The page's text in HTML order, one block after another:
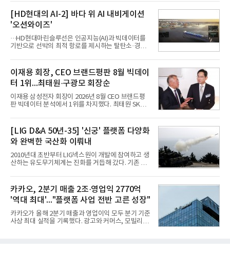
행 등으로 적용 범위를 넓혀 AI를 새로운 톡비즈 성장
축으로 만들겠다는 구상이다.정신아 카카오 대표는 6
일 열린 2분기 실적 발표 컨퍼런스콜에서 "AI는 톡비
즈 성장 재점화의 핵심이자 주요 매출원으로 자리 잡
을 것"이라며 이같은 AI 사업 전략을 공개했다. 카카
오는 이날 함께 발표한 2분기 연결 매출이 전년 동기
대비 9% 증가한 2조985억원, 영업이익은 36% 늘어
17% 증가하
[HD현대의 AI-2] 바다 위 AI 내비게이션
'오션와이즈'
···HD현대마린슬루선은 인공지능(AI)과 빅데이터를
기반으로 선박의 최적 항로를 제시하는 탈탄소·경제
장비 설치 없이 일고리즘 만으로 선박의 탄소 배출량
을 모니터링 및 예측하며, 연료 소비를 최소화하는 운
항 가이드라인을 제공한다.오션와이즈의 핵심 기능은
CI(탄소집약도지수) 실시간 관리 예측, 시 기반 최적
항로 추천, 선단 관리 등이다. HD현대오일뱅크와의
실증에서는 총 13개 구간, 10만6000km 항해를 통해
평균 5.3%의 연료 질감 효과를 입증했다. 이는 연간 1
의 핵심
이재용 회장, CEO 브랜드평판 8월 빅데이
터 1위...최태원·구광모 회장순
이재용 삼성전자 회장이 2026년 8월 CEO 브랜드평
판 빅데이터 분석에서 1위를 차지했다. 최태원 SK그
국기업평판연구소(소장 구창환)는 빅데이터뉴스와
함께 60명의 CEO 브랜드를 대상으로 2026년 7월 6
일부터 8월 6일까지 수집된 소비자 빅데이터
7,395,735건을 분석한 결과, 삼성 이재용 회장이 브
랜드평판지수 1,984,715를 기록하며 8월 1위에 올랐
다고 밝혔다. 분석에 활용된 빅데이터는 지난 7월
(14,233,797건) 대비 48.04% 감소한 수치다.8월
김승연, 이재현, 강호동, 김범수, 양종
[LIG D&A 50년-35] '신궁' 플랫폼 다양화
와 완벽한 국산화 이뤄내
2010년대 초반부터 LIG넥스원이 개발에 참여하고 생
산하는 유도무기체계는 진화를 거듭해 갔다. 기존 무
용도가 떨어지는 재래식 무기를 새롭게 활용하는 방
안이 강구됐다. 또 핵심 구성품 국산화를 통해 수출상
의 제약을 해소하고자 노력했다. 이러한 LIG넥스원의
신기술 개발 성과가 집약된 무기체계가 바로 휴대용
지대공 유도무기 ‘신궁’이다.신궁은 이미 2009년 수
출을 위한 개량형 멀티런처 개발을 완료함으로써 기
능 다양화와 계열화 가능성을 선보인 바 있었다. 이번
카카오, 2분기 매출 2조·영업익 2770억
'역대 최대'..."플랫폼 사업 전반 고른 성장"
카카오가 올해 2분기 매출과 영업이익 모두 분기 기준
사상 최대 실적을 기록했다. 광고와 커머스, 모빌리